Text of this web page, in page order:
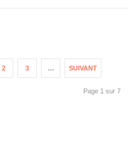
2 3 … SUIVANT
Page 1 sur 7